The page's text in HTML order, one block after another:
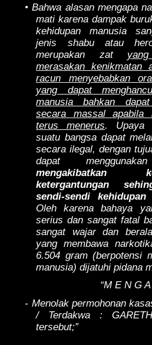
• Bahwa alasan mengapa
mati karena dampak
kehidupan manusia
jenis shabu atau
merupakan zat
merasakan kenikmatan
racun menyebabkan
yang dapat
manusia bahkan
secara massal apabila
terus menerus. Upaya
suatu bangsa dapat
secara ilegal, dengan
dapat
mengakibatkan
ketergantungan
sendi-sendi
Oleh karena bahaya
serius dan sangat fatal
sangat wajar dan
yang membawa
6.504 gram (berpotensi
manusia) dijatuhi pidana
“M E N G
- Menolak permohonan
/ Terdakwa :
tersebut;”